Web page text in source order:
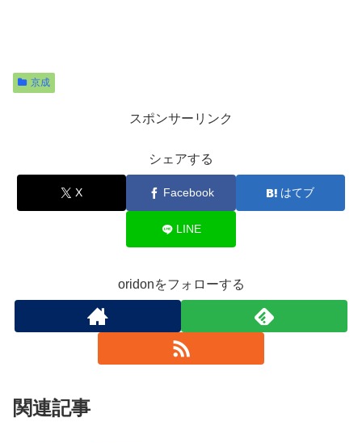
京成
スポンサーリンク
シェアする
X Facebook はてブ
LINE
oridonをフォローする
関連記事